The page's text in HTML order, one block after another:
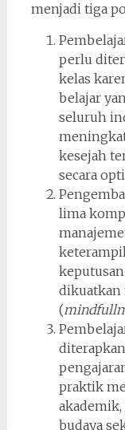
menjadi tiga
perlu
kelas
belajar
seluruh
kesejah
secara
lima
dikuatkan
(
praktik
budaya